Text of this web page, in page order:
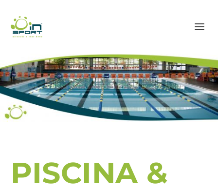
PISCINA &